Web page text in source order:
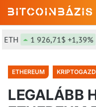
1 926,71$ +1,39%
ETHEREUM
LEGALÁBB